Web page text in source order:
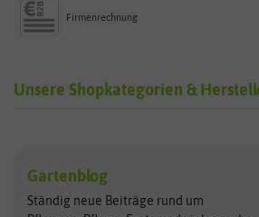
Firmenrechnung
Unsere Shopkategorien &
Exotische Samen
Gemüsesamen
Arche Noah
Gartenblog
Ständig neue Beiträge rund um